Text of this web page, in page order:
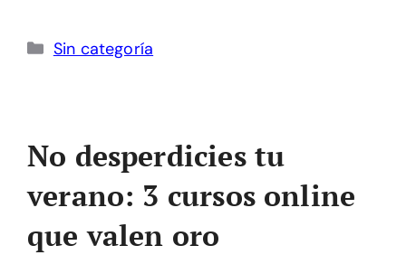
Categorías
Sin categoría
No desperdicies tu
verano: 3 cursos online
que valen oro